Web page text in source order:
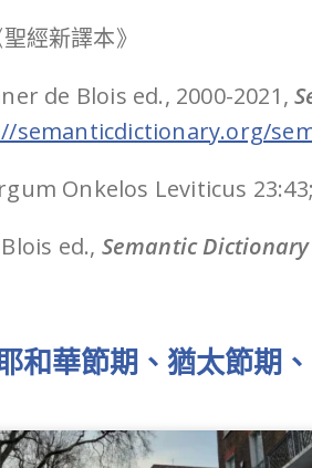
經新譯本》
de Blois ed., 2000-2021,
semanticdictionary.org/
Onkelos Leviticus
ed., Semantic
和華節期、 猶太節期